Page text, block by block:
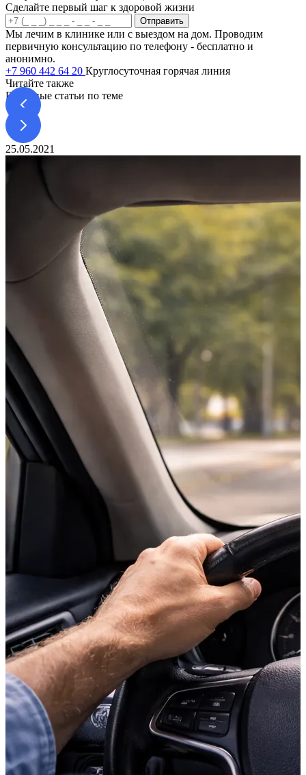
Сделайте первый шаг к здоровой жизни
Отправить
Мы лечим в клинике или с выездом на дом. Проводим
первичную консультацию по телефону - бесплатно и
анонимно.
+7 960 442 64 20 Круглосуточная горячая линия
Читайте также
Полезные статьи по теме
25.05.2021